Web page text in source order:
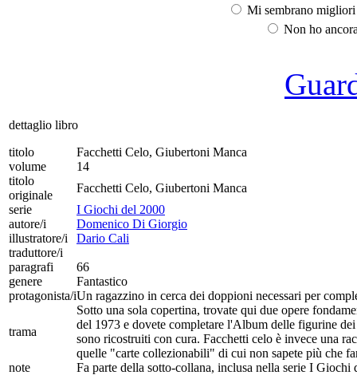
Mi sembrano
Non ho
dettaglio libro
titolo
Facchetti Celo, Giubertoni Manca
volume
14
titolo
originale
Facchetti Celo, Giubertoni Manca
serie
I Giochi del 2000
autore/i
Domenico Di Giorgio
illustratore/i
Dario Cali
traduttore/i
paragrafi
66
genere
Fantastico
protagonista/iUn ragazzino in cerca dei doppioni necessari per
trama
Sotto una sola copertina, trovate qui due opere
del 1973 e dovete completare l'Album delle figurine
sono ricostruiti con cura. Facchetti celo è invece una
quelle "carte collezionabili" di cui non sapete più che
note
Fa parte della sotto-collana, inclusa nella serie I Giochi